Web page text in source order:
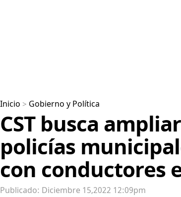
Inicio > Gobierno y Política
CST busca
policías
con conductores
Publicado: Diciembre 15,2022 12:09pm